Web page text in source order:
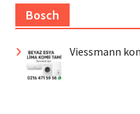
Bosch
Viessmann